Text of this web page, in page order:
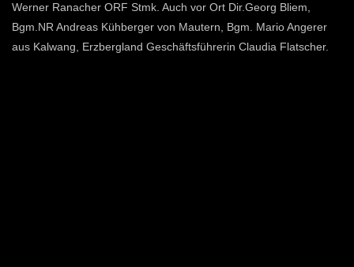
Werner Ranacher ORF Stmk. Auch vor Ort Dir.Georg Bliem,
Bgm.NR Andreas Kühberger von Mautern, Bgm. Mario Angerer
aus Kalwang, Erzbergland Geschäftsführerin Claudia Flatscher.